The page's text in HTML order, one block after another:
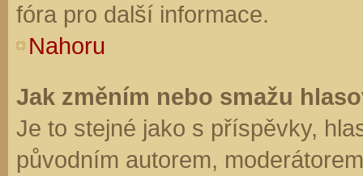
fóra pro další informace.
Nahoru
Jak změním nebo smažu
Je to stejné jako s příspěvky,
původním autorem,